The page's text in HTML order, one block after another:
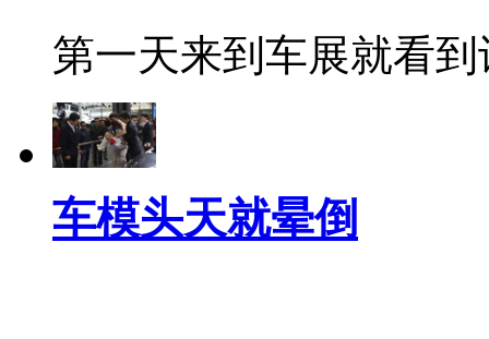
第一天来到车展就看
车模头天就晕倒